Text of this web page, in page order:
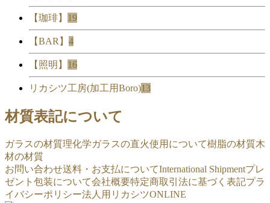
【珈琲】 19
【BAR】 4
【照明】 16
リカシツ工房(加工用Boro)13
材質表記について
ガラスの材質理化学ガラスの直火使用について樹脂の材質木
材の材質
お問い合わせ送料・お支払についてInternational Shipmentプレ
ゼント包装について会社概要特定商取引法に基づく表記プラ
イバシーポリシー法人用リカシツONLINE